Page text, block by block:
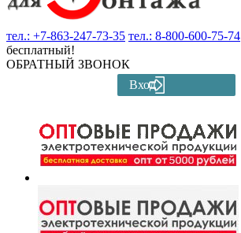
тел.: +7-863-247-73-35 тел.: 8-800-600-75-74
бесплатный!
ОБРАТНЫЙ ЗВОНОК
Вход